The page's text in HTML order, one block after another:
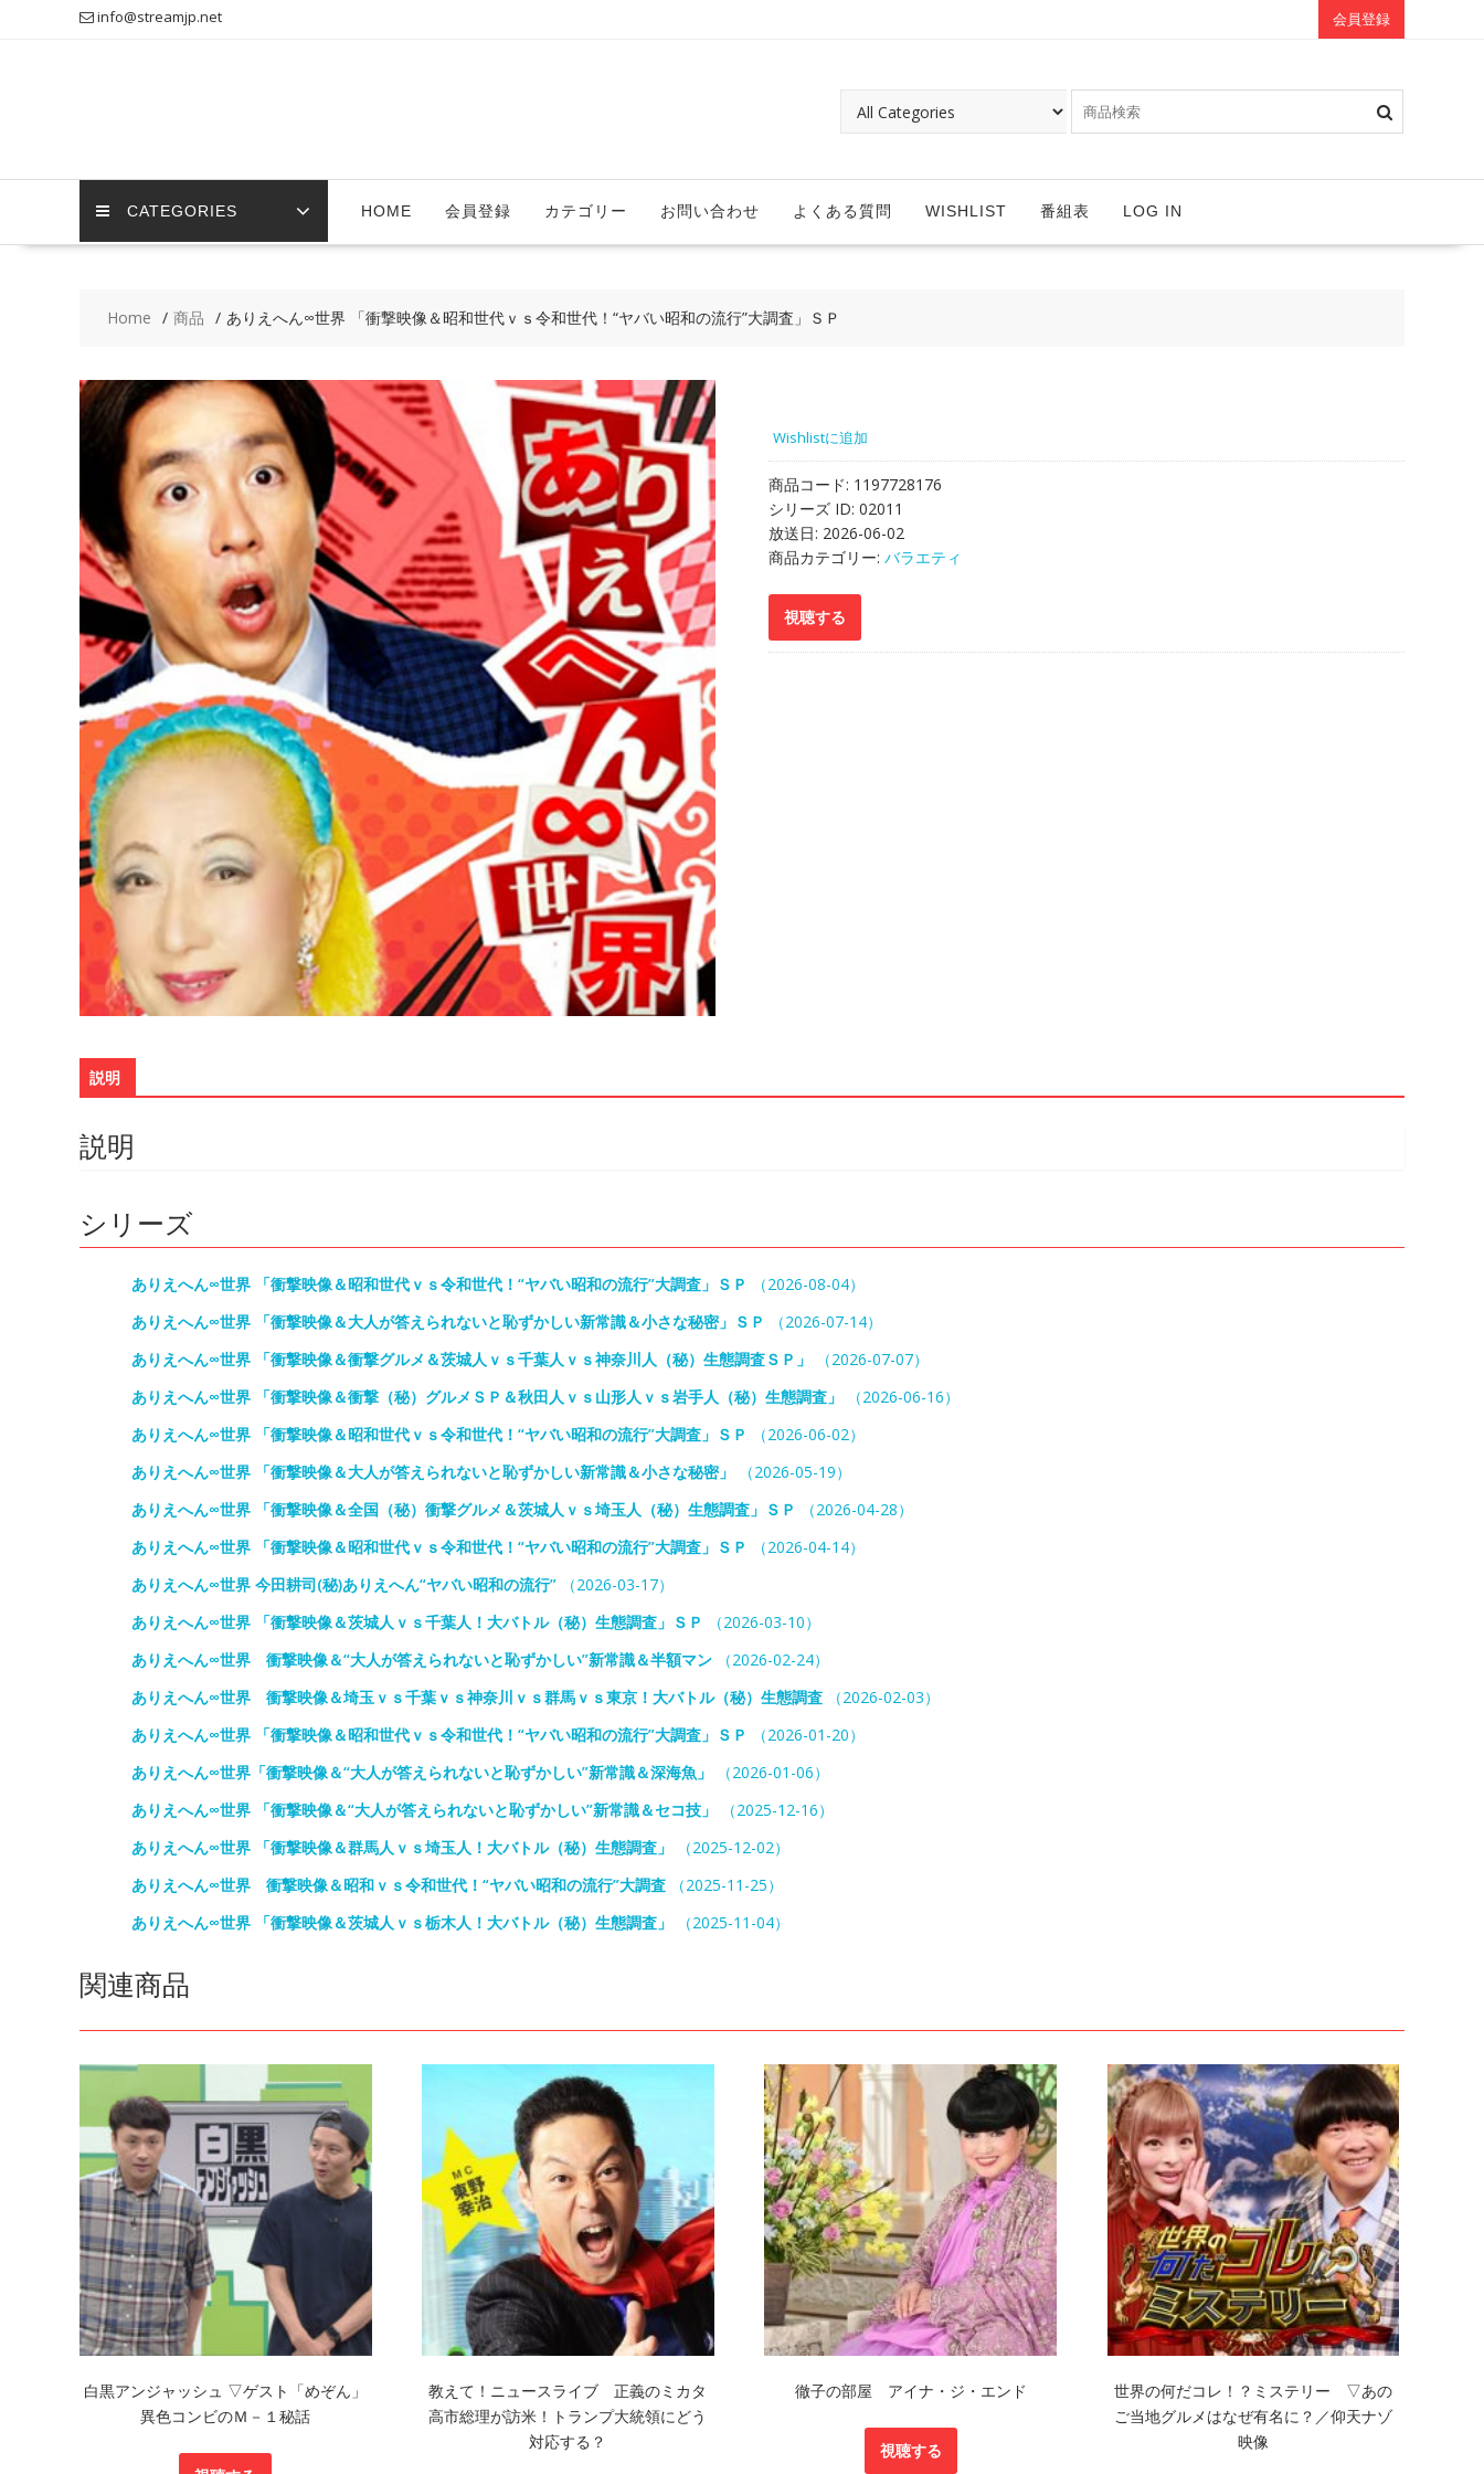
info@streamjp.net 会員登録
CATEGORIES HOME 会員登録 カテゴリー お問い合わせ よくある質問 WISHLIST 番組表 LOG IN
Home 商品 ありえへん∞世界 「衝撃映像＆昭和世代ｖｓ令和世代！“ヤバい昭和の流行”大調査」ＳＰ
Wishlistに追加
商品コード: 1197728176
シリーズ ID: 02011
放送日: 2026-06-02
商品カテゴリー: バラエティ
説明
説明
シリーズ
ありえへん∞世界 「衝撃映像＆昭和世代ｖｓ令和世代！“ヤバい昭和の流行”大調査」ＳＰ
（2026-08-04）
ありえへん∞世界 「衝撃映像＆大人が答えられないと恥ずかしい新常識＆小さな秘密」ＳＰ
（2026-07-14）
ありえへん∞世界 「衝撃映像＆衝撃グルメ＆茨城人ｖｓ千葉人ｖｓ神奈川人（秘）生態調査ＳＰ」
（2026-07-07）
ありえへん∞世界 「衝撃映像＆衝撃（秘）グルメＳＰ＆秋田人ｖｓ山形人ｖｓ岩手人（秘）生態調査」
（2026-06-16）
ありえへん∞世界 「衝撃映像＆昭和世代ｖｓ令和世代！“ヤバい昭和の流行”大調査」ＳＰ
（2026-06-02）
ありえへん∞世界 「衝撃映像＆大人が答えられないと恥ずかしい新常識＆小さな秘密」
（2026-05-19）
ありえへん∞世界 「衝撃映像＆全国（秘）衝撃グルメ＆茨城人ｖｓ埼玉人（秘）生態調査」ＳＰ
（2026-04-28）
ありえへん∞世界 「衝撃映像＆昭和世代ｖｓ令和世代！“ヤバい昭和の流行”大調査」ＳＰ
（2026-04-14）
ありえへん∞世界 今田耕司(秘)ありえへん“ヤバい昭和の流行” （2026-03-17）
ありえへん∞世界 「衝撃映像＆茨城人ｖｓ千葉人！大バトル（秘）生態調査」ＳＰ
（2026-03-10）
ありえへん∞世界 衝撃映像＆“大人が答えられないと恥ずかしい”新常識＆半額マン （2026-02-24）
ありえへん∞世界 衝撃映像＆埼玉ｖｓ千葉ｖｓ神奈川ｖｓ群馬ｖｓ東京！大バトル（秘）生態調査 （2026-02-03）
ありえへん∞世界 「衝撃映像＆昭和世代ｖｓ令和世代！“ヤバい昭和の流行”大調査」ＳＰ
（2026-01-20）
ありえへん∞世界「衝撃映像＆“大人が答えられないと恥ずかしい”新常識＆深海魚」
（2026-01-06）
ありえへん∞世界 「衝撃映像＆“大人が答えられないと恥ずかしい”新常識＆セコ技」
（2025-12-16）
ありえへん∞世界 「衝撃映像＆群馬人ｖｓ埼玉人！大バトル（秘）生態調査」
（2025-12-02）
ありえへん∞世界 衝撃映像＆昭和ｖｓ令和世代！“ヤバい昭和の流行”大調査 （2025-11-25）
ありえへん∞世界 「衝撃映像＆茨城人ｖｓ栃木人！大バトル（秘）生態調査」
（2025-11-04）
関連商品
白黒アンジャッシュ ▽ゲスト「めぞん」
異色コンビのＭ－１秘話
教えて！ニュースライブ 正義のミカタ
高市総理が訪米！トランプ大統領にどう
対応する？
徹子の部屋 アイナ・ジ・エンド
視聴する
世界の何だコレ！？ミステリー ▽あの
ご当地グルメはなぜ有名に？／仰天ナゾ
映像